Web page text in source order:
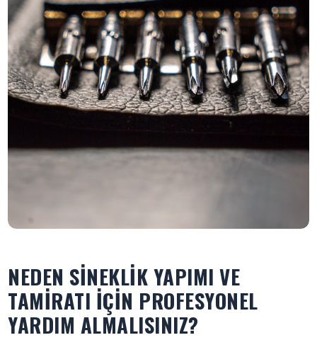
NEDEN SINEKLIK YAPIMI VE
TAMIRATI İÇIN PROFESYONEL
YARDIM ALMALISINIZ?